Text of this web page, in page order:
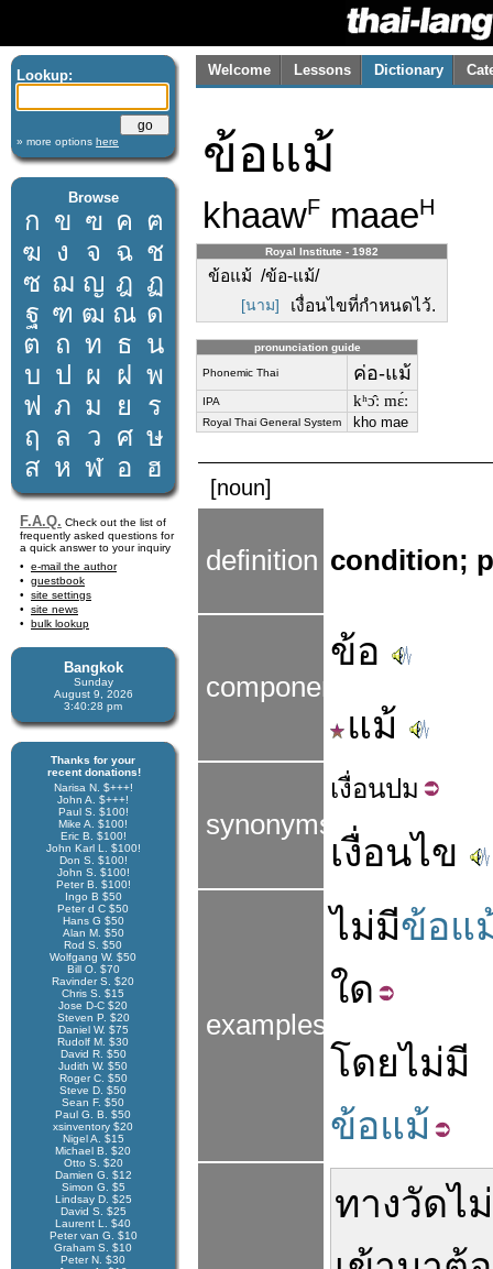
Lookup:
» more options here
Browse
ก ข ฃ ค ฅ
ฆ ง จ ฉ ช
ซ ฌ ญ ฎ ฏ
ฐ ฑ ฒ ณ ด
ต ถ ท ธ น
บ ป ผ ฝ พ
ฟ ภ ม ย
ร
ฤ
ล ว ศ ษ
ส ห ฬ อ ฮ
F.A.Q. Check out the list of
frequently asked questions for
a quick answer to your inquiry
e-mail the author
guestbook
site settings
site news
bulk lookup
Bangkok
Sunday
August 9, 2026
3:40:28 pm
Thanks for your
recent donations!
Narisa N. $+++!
John A. $+++!
Paul S. $100!
Mike A. $100!
Eric B. $100!
John Karl L. $100!
Don S. $100!
John S. $100!
Peter B. $100!
Ingo B $50
Peter d C $50
Hans G $50
Alan M. $50
Rod S. $50
Wolfgang W. $50
Bill O. $70
Ravinder S. $20
Chris S. $15
Jose D-C $20
Steven P. $20
Daniel W. $75
Rudolf M. $30
David R. $50
Judith W. $50
Roger C. $50
Steve D. $50
Sean F. $50
Paul G. B. $50
xsinventory $20
Nigel A. $15
Michael B. $20
Otto S. $20
Damien G. $12
Simon G. $5
Lindsay D. $25
David S. $25
Laurent L. $40
Peter van G. $10
Graham S. $10
Peter N. $30
Welcome Lessons Dictionary
ข้อแม้
khaawF maaeH
Royal Institute - 1982
ข้อแม้ /ข้อ-แม้/
[นาม] เงื่อนไขที่กำหนดไว้.
pronunciation guide
Phonemic Thai ค่อ-แม้
IPA kʰɔ̂ː mɛ́ː
Royal Thai General System kho mae
[noun]
definition condition;
components
ข้อ
แม้
synonyms
เงื่อนปม
เงื่อนไข
examples
ไม่มีข้อแ
ใด
โดยไม่มี
ข้อแม้
ทางวัดไม่